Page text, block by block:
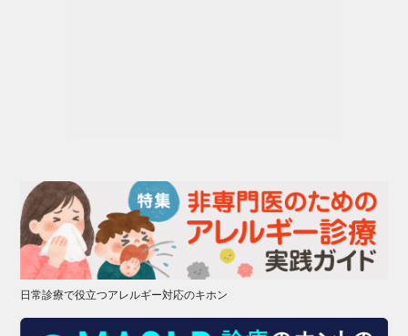
日常診療で役立つアレルギー対応のキホン